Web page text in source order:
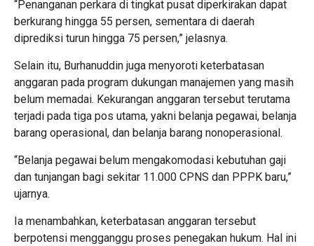
“Penanganan perkara di tingkat pusat diperkirakan dapat
berkurang hingga 55 persen, sementara di daerah
diprediksi turun hingga 75 persen,” jelasnya.
Selain itu, Burhanuddin juga menyoroti keterbatasan
anggaran pada program dukungan manajemen yang masih
belum memadai. Kekurangan anggaran tersebut terutama
terjadi pada tiga pos utama, yakni belanja pegawai, belanja
barang operasional, dan belanja barang nonoperasional.
“Belanja pegawai belum mengakomodasi kebutuhan gaji
dan tunjangan bagi sekitar 11.000 CPNS dan PPPK baru,”
ujarnya.
Ia menambahkan, keterbatasan anggaran tersebut
berpotensi mengganggu proses penegakan hukum. Hal ini